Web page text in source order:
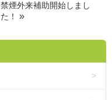
禁煙外来補助開始しまし
た！
»